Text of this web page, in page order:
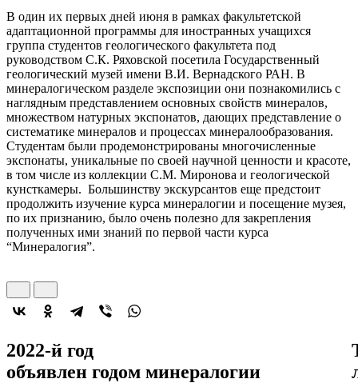
В один их первых дней июня в рамках факультетской
адаптационной программы для иностранных учащихся
группа студентов геологического факультета под
руководством С.К. Ряховской посетила Государственный
геологический музей имени В.И. Вернадского РАН. В
минералогическом разделе экспозиции они познакомились с
наглядным представлением основных свойств минералов,
множеством натурных экспонатов, дающих представление о
систематике минералов и процессах минералообразования.
Студентам были продемонстрированы многочисленные
экспонаты, уникальные по своей научной ценности и красоте,
в том числе из коллекции С.М. Миронова и геологической
кунсткамеры. Большинству экскурсантов еще предстоит
продолжить изучение курса минералогии и посещение музея,
по их признанию, было очень полезно для закрепления
полученных ими знаний по первой части курса
“Минералогия”.
2022-й год
объявлен годом минералогии